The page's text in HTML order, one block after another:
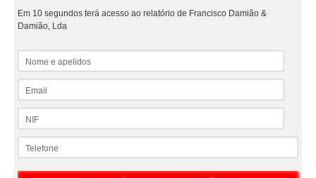
Em 10 segundos terá acesso ao relatório de Francisco Damião &
Damião, Lda